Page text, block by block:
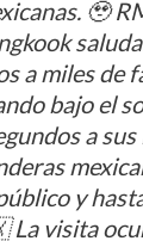
🥹
a miles de
bajo el
a
y
visita